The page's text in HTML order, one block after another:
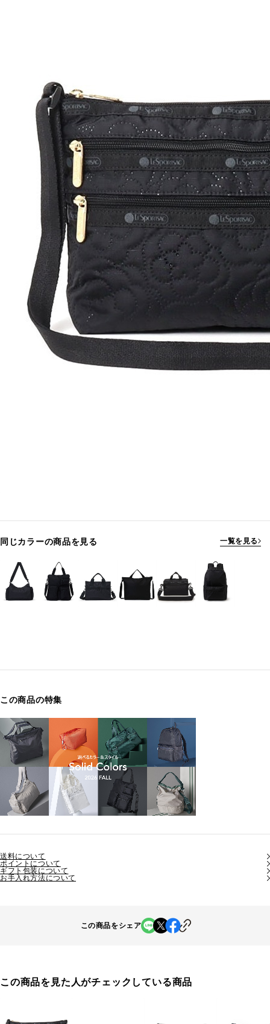
同じカラーの商品を見る 一覧を見る
この商品の特集
送料について
ポイントについて
ギフト包装について
お手入れ方法について
この商品をシェア
この商品を見た人がチェックしている商品